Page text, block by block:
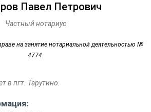
Павел Петрович
Частный нотариус
на занятие нотариальной деятельностью №
4774.
в пгт. Тарутино.